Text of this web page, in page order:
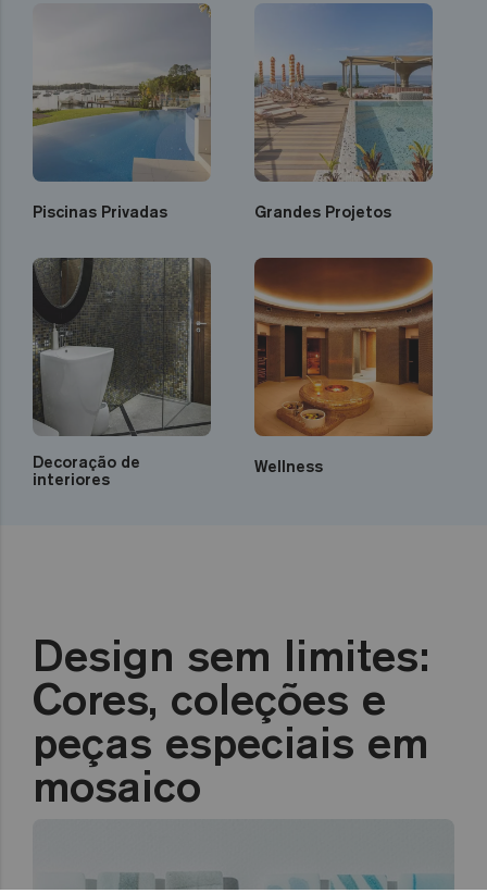
Piscinas Privadas Grandes Projetos
Decoração de
interiores
Wellness
Design sem limites:
Cores, coleções e
peças especiais em
mosaico